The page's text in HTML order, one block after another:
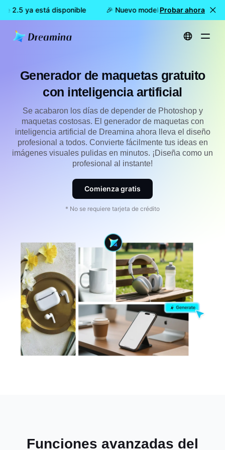
2.5 ya está disponible 🎉 Nuevo modelo DISPONIBLE:
Probar ahora
Inicio Crear Generador de mockups con IA gratuito
Generador de maquetas gratuito
con inteligencia artificial
Se acabaron los días de depender de Photoshop y
maquetas costosas. El generador de maquetas con
inteligencia artificial de Dreamina ahora lleva el diseño
profesional a todos. Convierte fácilmente tus ideas en
imágenes visuales pulidas en minutos. ¡Diseña como un
profesional al instante!
Comienza gratis
* No se requiere tarjeta de crédito
Funciones avanzadas del